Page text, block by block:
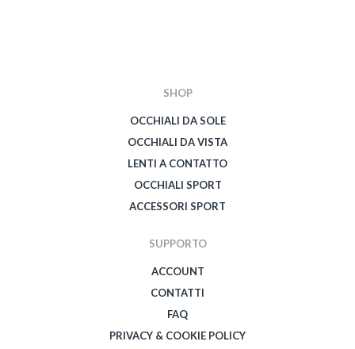
SHOP
OCCHIALI DA SOLE
OCCHIALI DA VISTA
LENTI A CONTATTO
OCCHIALI SPORT
ACCESSORI SPORT
SUPPORTO
ACCOUNT
CONTATTI
FAQ
PRIVACY & COOKIE POLICY